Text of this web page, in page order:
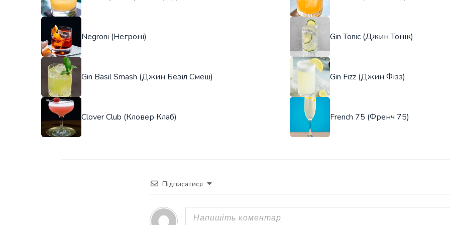
Negroni (Негроні) Gin Tonic (Джин Тонік)
Gin Basil Smash (Джин Безіл Смеш) Gin Fizz (Джин Фізз)
Clover Club (Кловер Клаб) French 75 (Френч 75)
Підписатися